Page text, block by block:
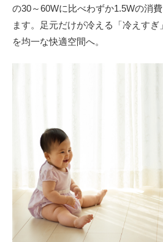
の30～60Wに比べわずか1.5Wの消
ます。足元だけが冷える「冷えす
を均一な快適空間へ。